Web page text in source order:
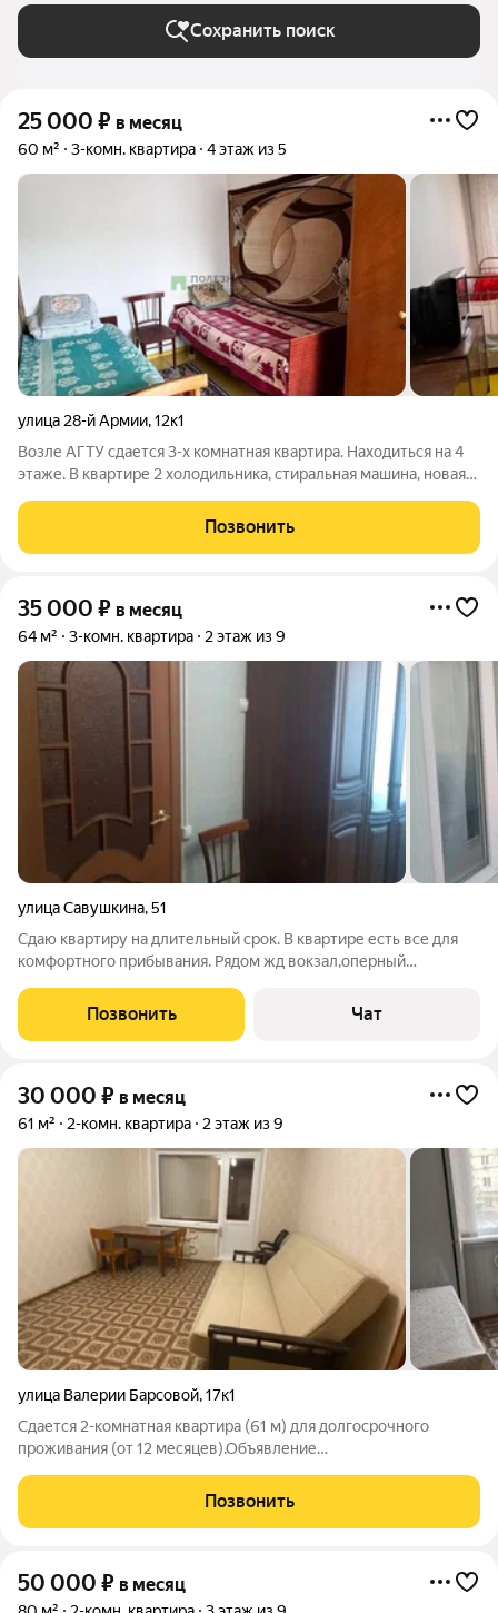
Сохранить поиск
25 000 ₽ в месяц
60 м² 3-комн. квартира 4 этаж из 5
улица 28-й Армии,12к1
Возле АГТУ сдается 3-х комнатная квартира. Находиться на 4
этаже. В квартире 2 холодильника, стиральная машина, новая
необходимая посуда. Так же 4 кровати и много мест для
хранения. Готовы
Позвонить
35 000 ₽ в месяц
64 м² 3-комн. квартира 2 этаж из 9
улица Савушкина,51
Сдаю квартиру на длительный срок. В квартире есть все для
комфортного прибывания. Рядом жд вокзал,оперный
Спартак,ярмарка. Ходит большое количество общественного
транспорта,очень движимое место.
Позвонить Чат
30 000 ₽ в месяц
61 м² 2-комн. квартира 2 этаж из 9
улица Валерии Барсовой,17к1
Сдается 2-комнатная квартира (61 м) для долгосрочного
проживания (от 12 месяцев).Объявление
является то, что квартира не имела предыдущих арендных
Позвонить
50 000 ₽ в месяц